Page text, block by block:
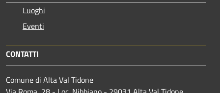
Luoghi
Eventi
CONTATTI
Comune di Alta Val Tidone